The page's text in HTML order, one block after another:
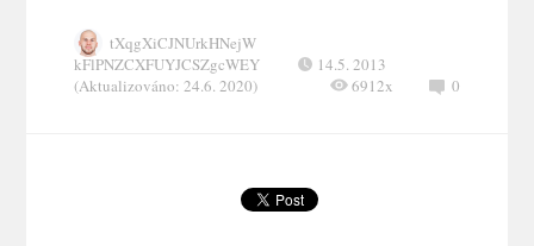
tXqgXiCJNUrkHNejW
kFlPNZCXFUYJCSZgcWEY
14.5. 2013
(Aktualizováno: 24.6. 2020)
0
6912x